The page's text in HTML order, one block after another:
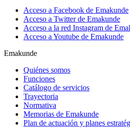
Acceso a Facebook de Emakunde
Acceso a Twitter de Emakunde
Acceso a la red Instagram de
Acceso a Youtube de Emakunde
Emakunde
Quiénes somos
Funciones
Catálogo de servicios
Trayectoria
Normativa
Memorias de Emakunde
Plan de actuación y planes